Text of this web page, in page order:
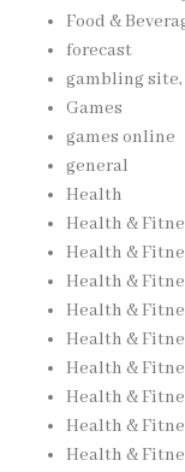
Food &
forecast
gambling site,
Games
games online
general
Health
Health &
Health &
Health &
Health &
Health &
Health &
Health &
Health &
Health &